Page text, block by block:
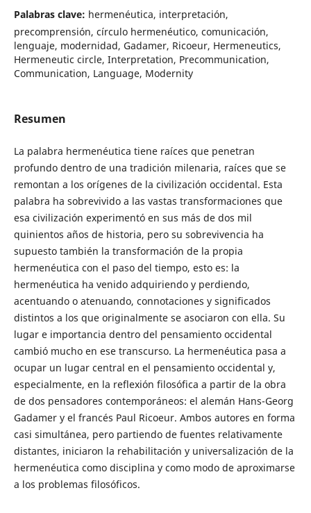
Palabras clave: hermenéutica, interpretación,
precomprensión, círculo hermenéutico, comunicación,
lenguaje, modernidad, Gadamer, Ricoeur, Hermeneutics,
Hermeneutic circle, Interpretation, Precommunication,
Communication, Language, Modernity
Resumen
La palabra hermenéutica tiene raíces que penetran
profundo dentro de una tradición milenaria, raíces que se
remontan a los orígenes de la civilización occidental. Esta
palabra ha sobrevivido a las vastas transformaciones que
esa civilización experimentó en sus más de dos mil
quinientos años de historia, pero su sobrevivencia ha
supuesto también la transformación de la propia
hermenéutica con el paso del tiempo, esto es: la
hermenéutica ha venido adquiriendo y perdiendo,
acentuando o atenuando, connotaciones y significados
distintos a los que originalmente se asociaron con ella. Su
lugar e importancia dentro del pensamiento occidental
cambió mucho en ese transcurso. La hermenéutica pasa a
ocupar un lugar central en el pensamiento occidental y,
especialmente, en la reflexión filosófica a partir de la obra
de dos pensadores contemporáneos: el alemán Hans-Georg
Gadamer y el francés Paul Ricoeur. Ambos autores en forma
casi simultánea, pero partiendo de fuentes relativamente
distantes, iniciaron la rehabilitación y universalización de la
hermenéutica como disciplina y como modo de aproximarse
a los problemas filosóficos.